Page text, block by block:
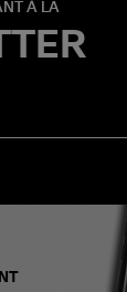
À LA